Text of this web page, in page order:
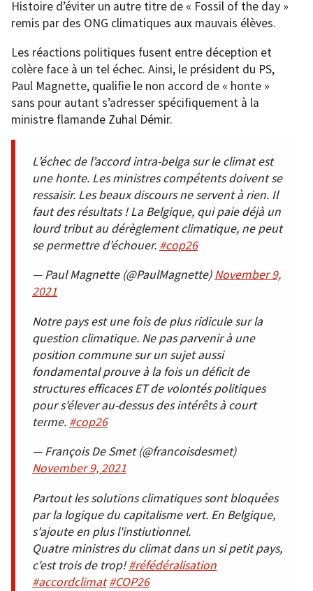
Histoire d’éviter un autre titre de « Fossil of the day »
remis par des ONG climatiques aux mauvais élèves.
Les réactions politiques fusent entre déception et
colère face à un tel échec. Ainsi, le président du PS,
Paul Magnette, qualifie le non accord de « honte »
sans pour autant s’adresser spécifiquement à la
ministre flamande Zuhal Démir.
L’échec de l’accord intra-belga sur le climat est
une honte. Les ministres compétents doivent se
ressaisir. Les beaux discours ne servent à rien. Il
faut des résultats ! La Belgique, qui paie déjà un
lourd tribut au dérèglement climatique, ne peut
se permettre d’échouer. #cop26
— Paul Magnette (@PaulMagnette)November 9,
2021
Notre pays est une fois de plus ridicule sur la
question climatique. Ne pas parvenir à une
position commune sur un sujet aussi
fondamental prouve à la fois un déficit de
structures efficaces ET de volontés politiques
pour s'élever au-dessus des intérêts à court
terme. #cop26
— François De Smet (@francoisdesmet)
November 9, 2021
Partout les solutions climatiques sont bloquées
par la logique du capitalisme vert. En Belgique,
s'ajoute en plus l'instiutionnel.
Quatre ministres du climat dans un si petit pays,
c'est trois de trop!#réfédéralisation
#accordclimat #COP26